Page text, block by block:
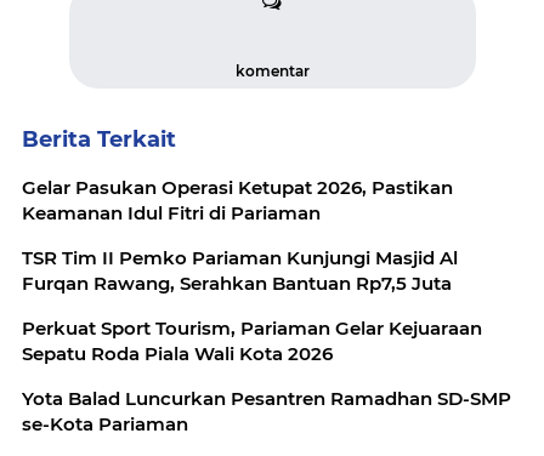
komentar
Berita Terkait
Gelar Pasukan Operasi Ketupat 2026, Pastikan
Keamanan Idul Fitri di Pariaman
TSR Tim II Pemko Pariaman Kunjungi Masjid Al
Furqan Rawang, Serahkan Bantuan Rp7,5 Juta
Perkuat Sport Tourism, Pariaman Gelar Kejuaraan
Sepatu Roda Piala Wali Kota 2026
Yota Balad Luncurkan Pesantren Ramadhan SD-SMP
se-Kota Pariaman